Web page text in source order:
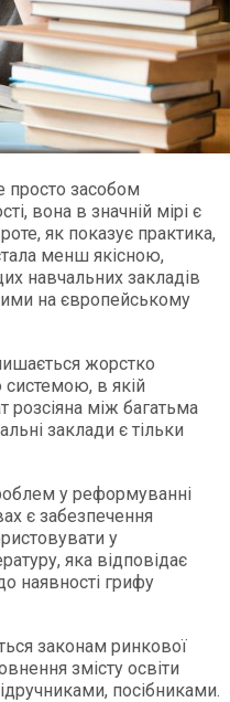
просто засобом
вона в значній мірі є
як показує практика,
менш якісною,
навчальних закладів
на європейському
жорстко
в якій
розсіяна між багатьма
заклади є тільки
у реформуванні
є забезпечення
у
яка відповідає
наявності грифу
законам ринкової
змісту освіти
посібниками.